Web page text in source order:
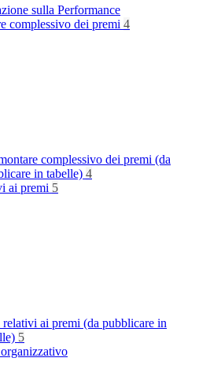
sulla Performance
complessivo dei premi 4
complessivo dei premi (da
in tabelle) 4
ai premi 5
ai premi (da pubblicare in
5